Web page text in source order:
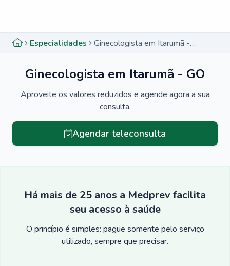
Especialidades Ginecologista em Itarumã - GO
Ginecologista em Itarumã - GO
Aproveite os valores reduzidos e agende agora a sua
consulta.
Agendar teleconsulta
Há mais de 25 anos a Medprev facilita
seu acesso à saúde
O princípio é simples: pague somente pelo serviço
utilizado, sempre que precisar.